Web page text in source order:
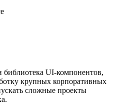
UI-компонентов,
крупных корпоративных
сложные проекты